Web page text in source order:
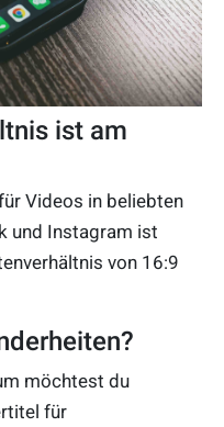
ist am
Videos in beliebten
und Instagram ist
von 16:9
möchtest du
für